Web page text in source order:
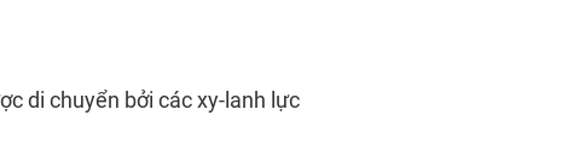
di chuyển bởi các xy-lanh lực